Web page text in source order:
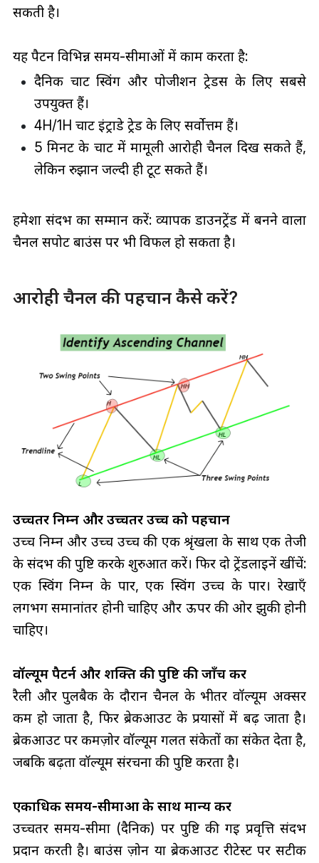
सकती है।
यह पैटर्न विभिन्न समय-सीमाओं में काम करता है:
दैनिक चार्ट स्विंग और पोजीशन ट्रेडर्स के लिए सबसे
उपयुक्त हैं।
4H/1H चार्ट इंट्राडे ट्रेड के लिए सर्वोत्तम हैं।
5 मिनट के चार्ट में मामूली आरोही चैनल दिख सकते हैं,
लेकिन रुझान जल्दी ही टूट सकते हैं।
हमेशा संदर्भ का सम्मान करें: व्यापक डाउनट्रेंड में बनने वाला
चैनल सपोर्ट बाउंस पर भी विफल हो सकता है।
आरोही चैनल की पहचान कैसे करें?
उच्चतर निम्न और उच्चतर उच्च को पहचानें
उच्च निम्न और उच्च उच्च की एक श्रृंखला के साथ एक तेजी
के संदर्भ की पुष्टि करके शुरुआत करें। फिर दो ट्रेंडलाइनें खींचें:
एक स्विंग निम्न के पार, एक स्विंग उच्च के पार। रेखाएँ
लगभग समानांतर होनी चाहिए और ऊपर की ओर झुकी होनी
चाहिए।
वॉल्यूम पैटर्न और शक्ति की पुष्टि की जाँच करें
रैली और पुलबैक के दौरान चैनल के भीतर वॉल्यूम अक्सर
कम हो जाता है, फिर ब्रेकआउट के प्रयासों में बढ़ जाता है।
ब्रेकआउट पर कमज़ोर वॉल्यूम गलत संकेतों का संकेत देता है,
जबकि बढ़ता वॉल्यूम संरचना की पुष्टि करता है।
एकाधिक समय-सीमाओं के साथ मान्य करें
उच्चतर समय-सीमा (दैनिक) पर पुष्टि की गई प्रवृत्ति संदर्भ
प्रदान करती है। बाउंस ज़ोन या ब्रेकआउट रीटेस्ट पर सटीक